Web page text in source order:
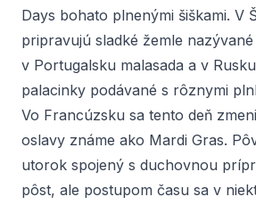
Days bohato plnenými šiškami. V
pripravujú sladké žemle nazývané
v Portugalsku malasada a v Rusku
palacinky podávané s rôznymi
Vo Francúzsku sa tento deň
oslavy známe ako Mardi Gras.
utorok spojený s duchovnou
pôst, ale postupom času sa v